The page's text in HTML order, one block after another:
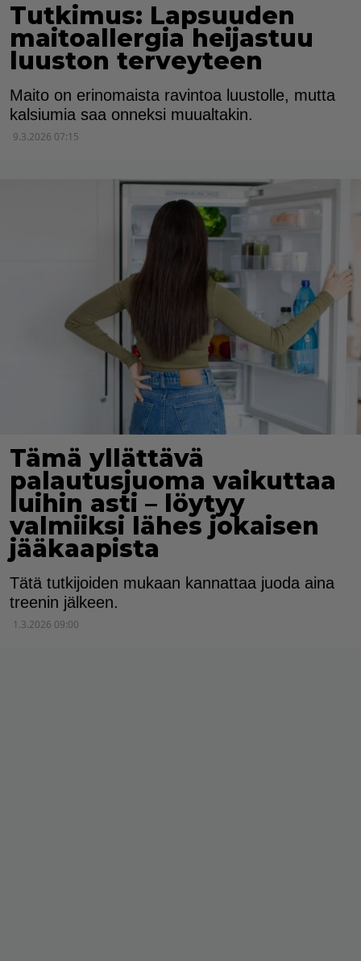
Tutkimus: Lapsuuden
maitoallergia heijastuu
luuston terveyteen
Maito on erinomaista ravintoa luustolle, mutta
kalsiumia saa onneksi muualtakin.
9.3.2026 07:15
Tämä yllättävä
palautusjuoma vaikuttaa
luihin asti – löytyy
valmiiksi lähes jokaisen
jääkaapista
Tätä tutkijoiden mukaan kannattaa juoda aina
treenin jälkeen.
1.3.2026 09:00